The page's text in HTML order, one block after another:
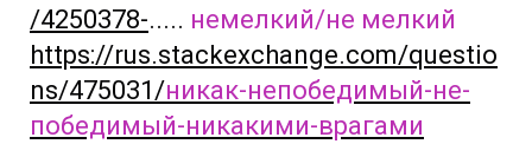
/4250378-..... немелкий/не мелкий
https://rus.stackexchange.com/questio
ns/475031/никак-непобедимый-не-
победимый-никакими-врагами